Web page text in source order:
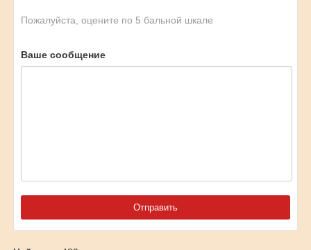
Пожалуйста, оцените по 5 бальной шкале
Ваше сообщение